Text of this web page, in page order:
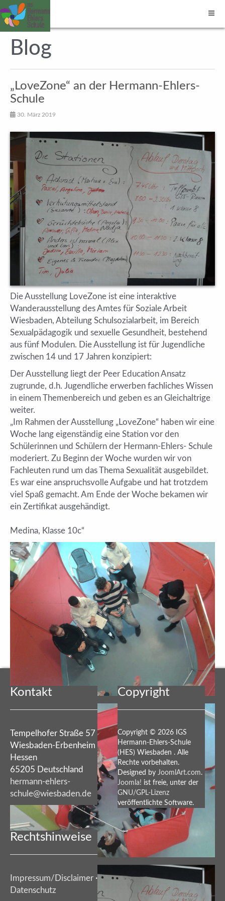
Blog
„Love­Zone“ an der Her­mann-Ehlers-
Schule
30. März 2019
Die Ausstellung LoveZone ist eine interaktive
Wanderausstellung des Amtes für Soziale Arbeit
Wiesbaden, Abteilung Schulsozialarbeit, im Bereich
Sexualpädagogik und sexuelle Gesundheit, bestehend
aus fünf Modulen. Die Ausstellung ist für Jugendliche
zwischen 14 und 17 Jahren konzipiert:
Der Ausstellung liegt der Peer Education Ansatz
zugrunde, d.h. Jugendliche erwerben fachliches Wissen
in einem Themenbereich und geben es an Gleichaltrige
weiter.
„Im Rahmen der Ausstellung „LoveZone“ haben wir eine
Woche lang eigenständig eine Station vor den
Schülerinnen und Schülern der Hermann-Ehlers- Schule
moderiert. Zu Beginn der Woche wurden wir von
Fachleuten rund um das Thema Sexualität ausgebildet.
Es war eine anspruchsvolle Aufgabe und hat trotzdem
viel Spaß gemacht. Am Ende der Woche bekamen wir
ein Zertifikat ausgehändigt.
Medina, Klasse 10c“
Vorheriger Beitrag: Schul­sanitäter­fort­­bildung JRK an der HES
Nächster Beitrag: Sozial­kompetenz­training für Mädchen
Weiter
Kontakt
Tempelhofer Straße 57
Wiesbaden-Erbenheim
Hessen
65205 Deutschland
hermann-ehlers-
schule@wiesbaden.de
Copyright
Copyright © 2026 IGS
Hermann-Ehlers-Schule
(HES) Wiesbaden . Alle
Rechte vorbehalten.
Designed by JoomlArt.com.
Joomla! ist freie, unter der
GNU/GPL-Lizenz
veröffentlichte Software.
Rechtshinweise
Impressum/Disclaimer ·
Datenschutz